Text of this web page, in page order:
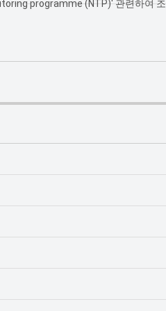
programme (NTP)' 관련하여